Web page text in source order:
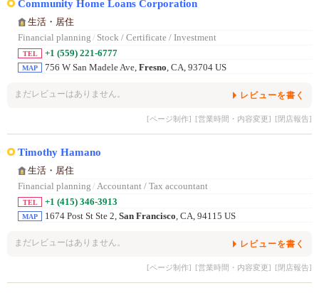
Community Home Loans Corporation
生活・居住
Financial planning / Stock / Certificate / Investment
TEL +1 (559) 221-6777
MAP 756 W San Madele Ave, Fresno , CA, 93704 US
まだレビューはありません。 レビューを書く
[ページ制作] [営業時間・内容変更] [閉店報告]
Timothy Hamano
生活・居住
Financial planning / Accountant / Tax accountant
TEL +1 (415) 346-3913
MAP 1674 Post St Ste 2, San Francisco , CA, 94115 US
まだレビューはありません。 レビューを書く
[ページ制作] [営業時間・内容変更] [閉店報告]